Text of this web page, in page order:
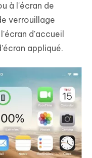
à l'écran de
verrouillage
d'accueil
appliqué.